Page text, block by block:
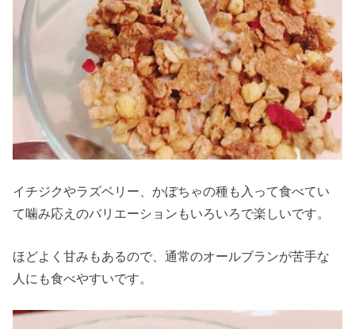
イチジクやラズベリー、かぼちゃの種も入って食べてい
て噛み応えのバリエーションもいろいろで楽しいです。
ほどよく甘みもあるので、通常のオールブランが苦手な
人にも食べやすいです。